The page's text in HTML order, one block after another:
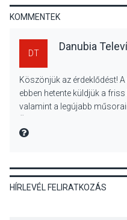
Királyi
KOMMENTEK
DT
Danubia
Köszönjük az érdeklődést!
ebben hetente küldjük a
valamint a legújabb
MIRE MONDTA
HÍRLEVÉL FELIRATKOZÁS